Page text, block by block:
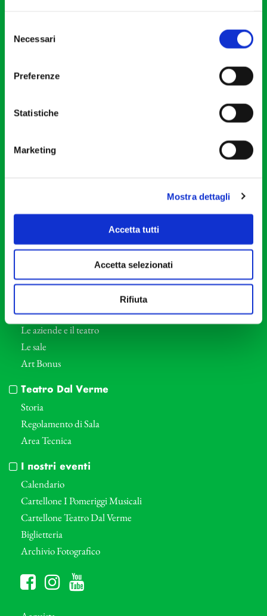
delNecessari
Preferenze
Statistiche
Marketing
Mostra dettagli
Accetta tutti
Accetta selezionati
Rifiuta
Via S. Giovanni sul Muro, 2
Cod. Fisc. 80078650159
Orchestra I Pomeriggi Musicali
Direttore Artistico
Professori d’Orchestra
Eventi Corporate
Le aziende e il teatro
Le sale
Art Bonus
Teatro Dal Verme
Storia
Regolamento di Sala
Area Tecnica
I nostri eventi
Calendario
Cartellone I Pomeriggi Musicali
Cartellone Teatro Dal Verme
Biglietteria
Archivio Fotografico